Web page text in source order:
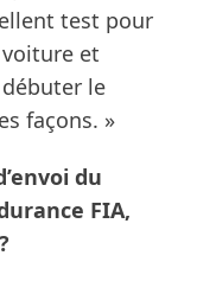
test pour
et
le
façons. »
du
FIA,